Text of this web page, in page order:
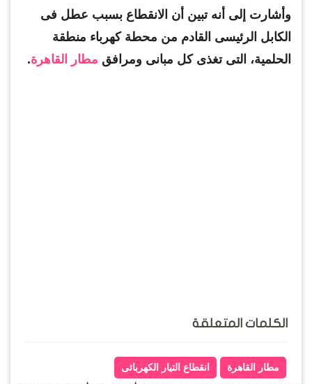
وأشارت إلى أنه تبين أن الانقطاع بسبب عطل فى
الكابل الرئيسى القادم من محطة كهرباء منطقة
الحلمية، التى تغذى كل مبانى ومرافق مطار القاهرة.
الكلمات المتعلقة
مطار القاهرة انقطاع التيار الكهربائى